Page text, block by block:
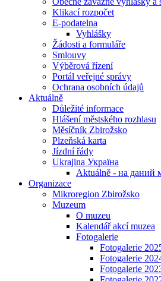
Klikací rozpočet
E-podatelna
Vyhlášky
Žádosti a formuláře
Smlouvy
Výběrová řízení
Portál veřejné správy
Ochrana osobních údajů
Aktuálně
Důležité informace
Hlášení městského rozhlasu
Měsíčník Zbirožsko
Plzeňská karta
Jízdní řády
Ukrajina Україна
Aktuálně - на даний
Organizace
Mikroregion Zbirožsko
Muzeum
O muzeu
Kalendář akcí muzea
Fotogalerie
Fotogalerie
Fotogalerie
Fotogalerie